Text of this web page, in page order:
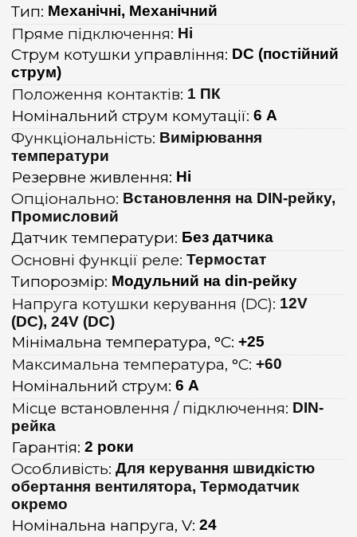
Тип: Механічні, Механічний
Пряме підключення: Ні
Струм котушки управління: DC (постійний
струм)
Положення контактів: 1 ПК
Номінальний струм комутації: 6 А
Функціональність: Вимірювання
температури
Резервне живлення: Ні
Опціонально: Встановлення на DIN-рейку,
Промисловий
Датчик температури: Без датчика
Основні функції реле: Термостат
Типорозмір: Модульний на din-рейку
Напруга котушки керування (DC): 12V
(DC), 24V (DC)
Мінімальна температура, °C: +25
Максимальна температура, °C: +60
Номінальний струм: 6 А
Місце встановлення / підключення: DIN-
рейка
Гарантія: 2 роки
Особливість: Для керування швидкістю
обертання вентилятора, Термодатчик
окремо
Номінальна напруга, V: 24